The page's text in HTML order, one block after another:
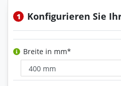
1 Konfigurieren Sie
Breite in mm*